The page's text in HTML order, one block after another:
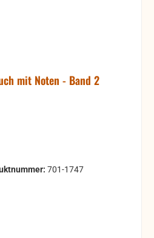
mit Noten - Band 2
701-1747